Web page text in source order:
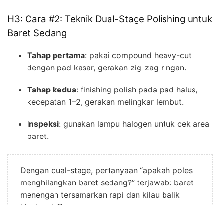
H3: Cara #2: Teknik Dual-Stage Polishing untuk
Baret Sedang
Tahap pertama: pakai compound heavy-cut
dengan pad kasar, gerakan zig-zag ringan.
Tahap kedua: finishing polish pada pad halus,
kecepatan 1–2, gerakan melingkar lembut.
Inspeksi: gunakan lampu halogen untuk cek area
baret.
Dengan dual-stage, pertanyaan “apakah poles
menghilangkan baret sedang?” terjawab: baret
menengah tersamarkan rapi dan kilau balik